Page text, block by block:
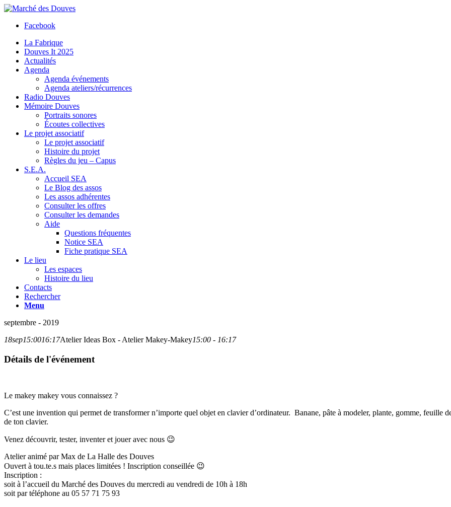
Facebook
La Fabrique
Douves It 2025
Actualités
Agenda
Agenda événements
Agenda ateliers/récurrences
Radio Douves
Mémoire Douves
Portraits sonores
Écoutes collectives
Le projet associatif
Le projet associatif
Histoire du projet
Règles du jeu – Capus
S.E.A.
Accueil SEA
Le Blog des assos
Les assos adhérentes
Consulter les offres
Consulter les demandes
Aide
Questions fréquentes
Notice SEA
Fiche pratique SEA
Le lieu
Les espaces
Histoire du lieu
Contacts
Rechercher
Menu
septembre - 2019
18sep15:0016:17Atelier Ideas Box - Atelier Makey-Makey15:00 - 16:17
Détails de l'événement
Le makey makey vous connaissez ?
C’est une invention qui permet de transformer n’importe quel objet en clavier d’ordinateur. Banane, pâte à modeler, plante, gomme, feuille
de ton clavier.
Venez découvrir, tester, inventer et jouer avec nous 😉
Atelier animé par Max de La Halle des Douves
Ouvert à tou.te.s mais places limitées ! Inscription conseillée 😉
Inscription :
soit à l’accueil du Marché des Douves du mercredi au vendredi de 10h à 18h
soit par téléphone au 05 57 71 75 93